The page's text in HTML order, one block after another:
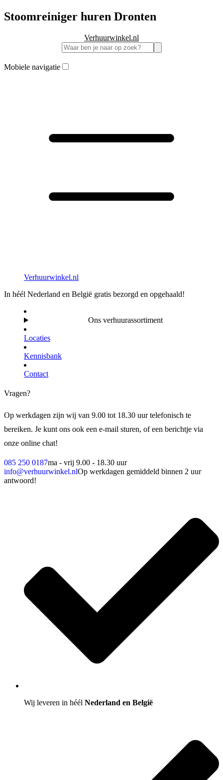
Stoomreiniger huren Dronten
Verhuurwinkel.nl
Mobiele navigatie
Verhuurwinkel.nl
In héél Nederland en België gratis bezorgd en opgehaald!
Ons verhuurassortiment
Locaties
Kennisbank
Contact
Vragen?
Op werkdagen zijn wij van 9.00 tot 18.30 uur telefonisch te
bereiken. Je kunt ons ook een e-mail sturen, of een berichtje via
onze online chat!
085 250 0187ma - vrij 9.00 - 18.30 uur
info@verhuurwinkel.nlOp werkdagen gemiddeld binnen 2 uur
antwoord!
Wij leveren in héél Nederland en België